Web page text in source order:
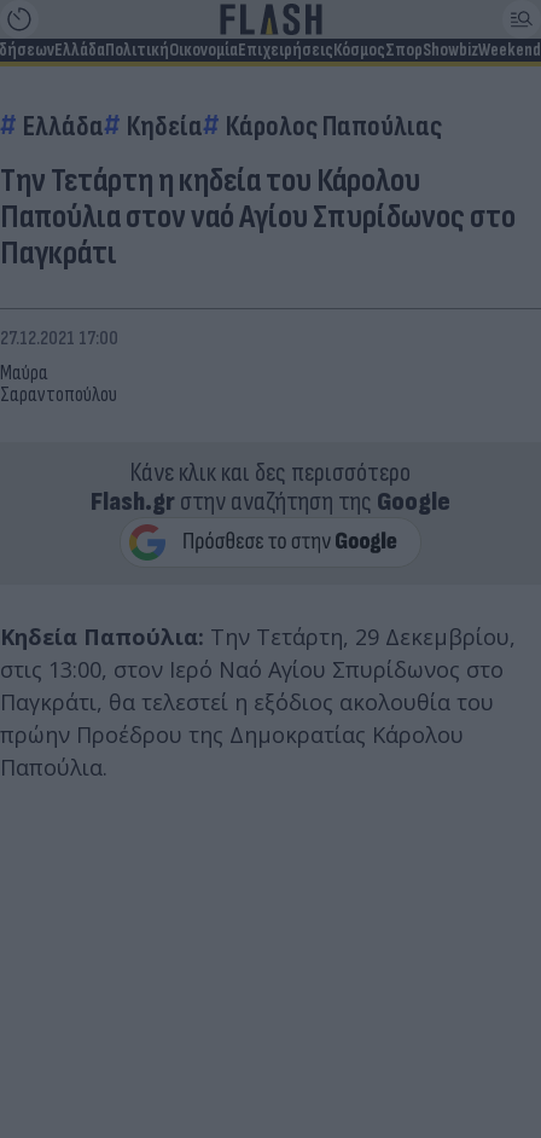
ΕλλάδαΠολιτικήΟικονομίαΕπιχειρήσειςΚόσμοςΣπορShowbizWeekend
Ελλάδα Κηδεία Κάρολος Παπούλιας
Την Τετάρτη η κηδεία του Κάρολου
Παπούλια στον ναό Αγίου Σπυρίδωνος στο
Παγκράτι
Μαύρα
Σαραντοπούλου
27.12.2021 17:00
Κάνε κλικ και δες περισσότερο
Flash.grστην αναζήτηση της Google
Κηδεία Παπούλια: Την Τετάρτη, 29 Δεκεμβρίου,
στις 13:00, στον Ιερό Ναό Αγίου Σπυρίδωνος στο
Παγκράτι, θα τελεστεί η εξόδιος ακολουθία του
πρώην Προέδρου της Δημοκρατίας Κάρολου
Παπούλια.